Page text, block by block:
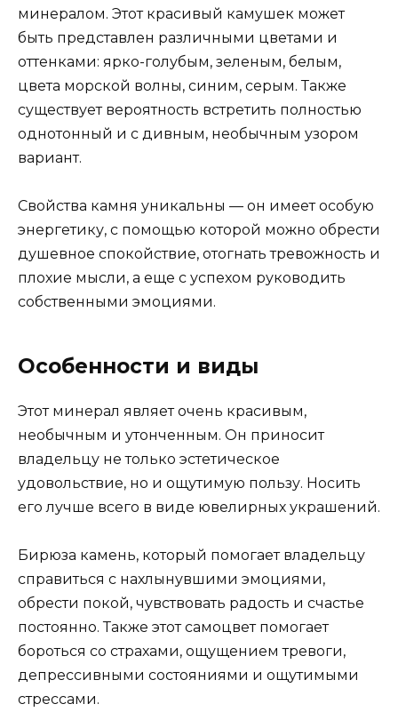
минералом. Этот красивый камушек может
быть представлен различными цветами и
оттенками: ярко-голубым, зеленым, белым,
цвета морской волны, синим, серым. Также
существует вероятность встретить полностью
однотонный и с дивным, необычным узором
вариант.
Свойства камня уникальны — он имеет особую
энергетику, с помощью которой можно обрести
душевное спокойствие, отогнать тревожность и
плохие мысли, а еще с успехом руководить
собственными эмоциями.
Особенности и виды
Этот минерал являет очень красивым,
необычным и утонченным. Он приносит
владельцу не только эстетическое
удовольствие, но и ощутимую пользу. Носить
его лучше всего в виде ювелирных украшений.
Бирюза камень, который помогает владельцу
справиться с нахлынувшими эмоциями,
обрести покой, чувствовать радость и счастье
постоянно. Также этот самоцвет помогает
бороться со страхами, ощущением тревоги,
депрессивными состояниями и ощутимыми
стрессами.